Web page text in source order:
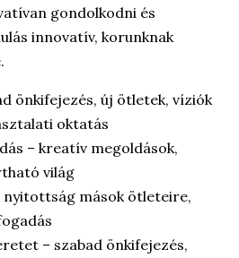
gondolkodni és
innovatív, korunknak
önkifejezés, új ötletek, víziók
oktatás
– kreatív megoldások,
világ
nyitottság mások ötleteire,
– szabad önkifejezés,